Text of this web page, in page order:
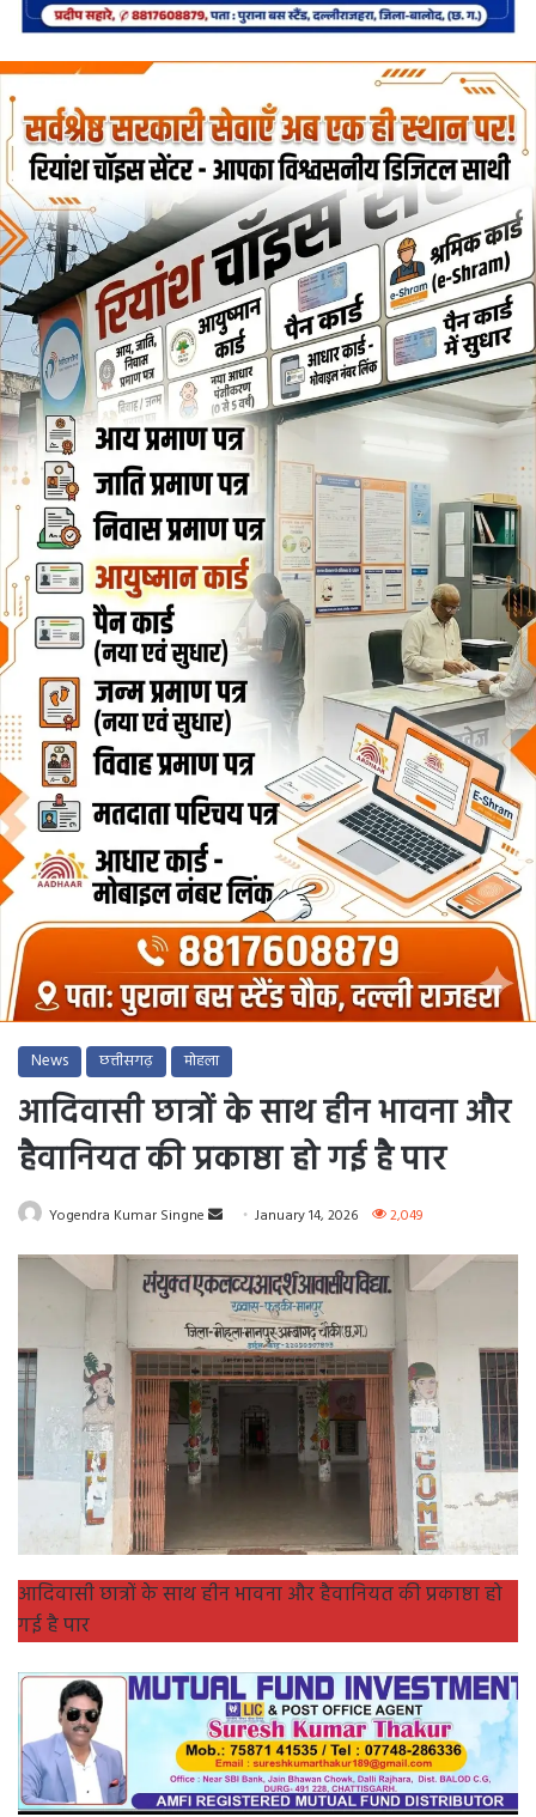
News छत्तीसगढ़ मोहला
आदिवासी छात्रों के साथ हीन भावना और
हैवानियत की प्रकाष्ठा हो गई है पार
Yogendra Kumar Singne
Send
email
January 14, 2026 2,049
आदिवासी छात्रों के साथ हीन भावना और हैवानियत की प्रकाष्ठा हो
गई है पार